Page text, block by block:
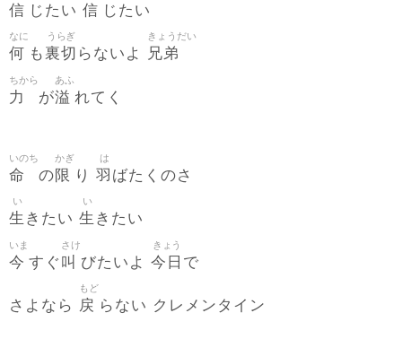
信 じたい 信 じたい
何
なに
も 裏切
うらぎ
らないよ 兄弟
きょうだい
力
ちから
が溢
あふ
れてく
命
いのち
の限
かぎ
り 羽
は
ばたくのさ
生
い
きたい 生
い
きたい
今
いま
すぐ 叫
さけ
びたいよ 今日
きょう
で
さよなら 戻
もど
らない クレメンタイン